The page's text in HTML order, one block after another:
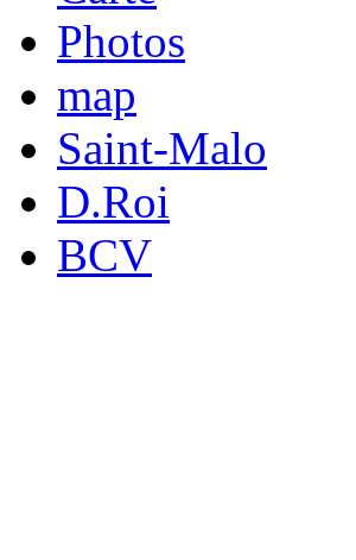
Photos
map
Saint-Malo
D.Roi
BCV